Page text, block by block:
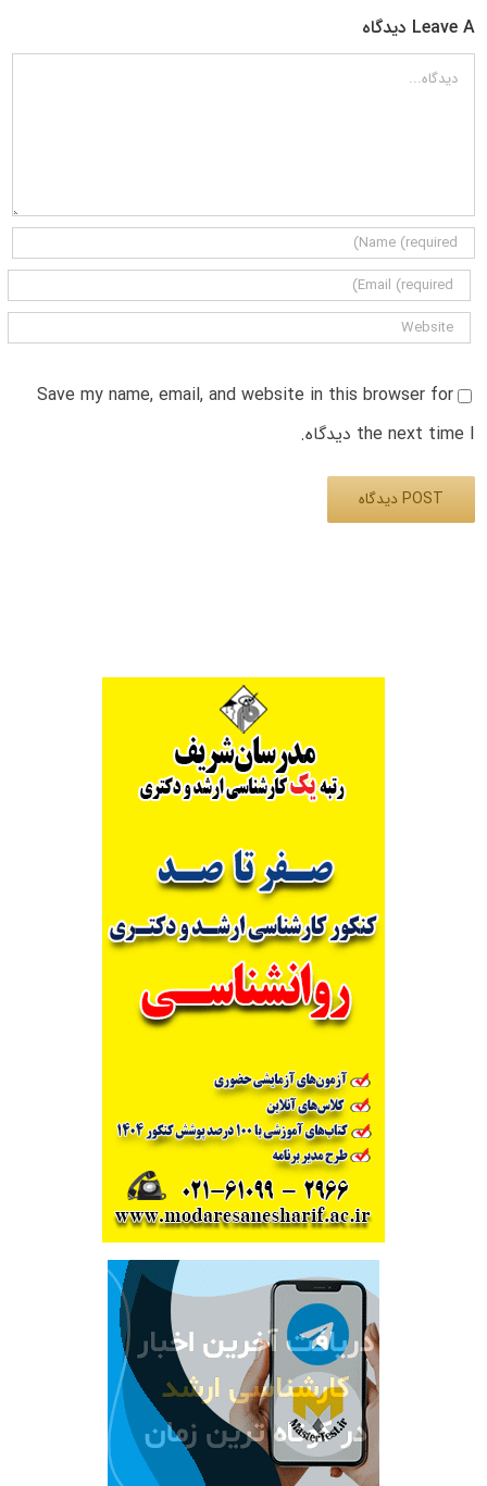
Leave A دیدگاه
دیدگاه
Save my name, email, and website in this browser for
the next time I دیدگاه.